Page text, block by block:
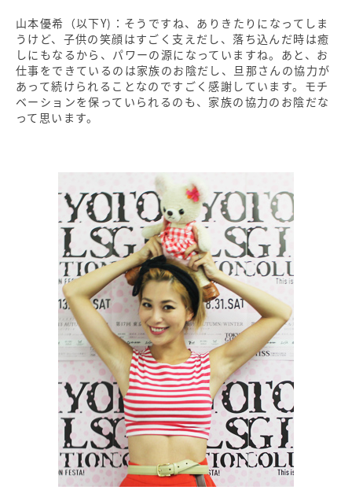
山本優希（以下Y)：そうですね、ありきたりになってしま
うけど、子供の笑顔はすごく支えだし、落ち込んだ時は癒
しにもなるから、パワーの源になっていますね。あと、お
仕事をできているのは家族のお陰だし、旦那さんの協力が
あって続けられることなのですごく感謝しています。モチ
ベーションを保っていられるのも、家族の協力のお陰だな
って思います。